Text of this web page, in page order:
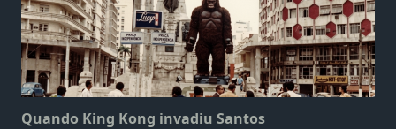
Quando King Kong invadiu Santos